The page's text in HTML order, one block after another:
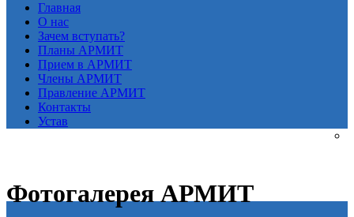
Главная
О нас
Зачем вступать?
Планы АРМИТ
Прием в АРМИТ
Члены АРМИТ
Правление АРМИТ
Контакты
Устав
Фотогалерея АРМИТ